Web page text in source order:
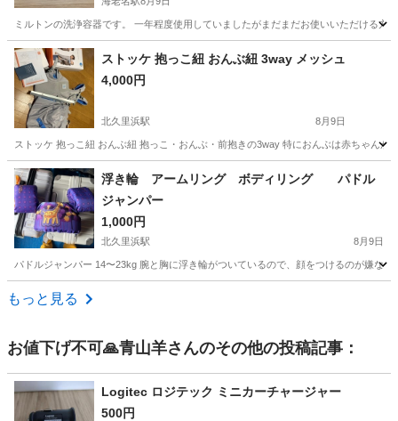
ミルトンの洗浄容器です。 一年程度使用していましたがまだまだお使いいただけ
神奈川 海老名市 海老名駅 ベビー用品
ストッケ 抱っこ紐 おんぶ紐 3way メッシュ
4,000円
北久里浜駅 8月9日
ストッケ 抱っこ紐 おんぶ紐 抱っこ・おんぶ・前抱きの3way 特におんぶは赤ちゃん
神奈川 横須賀市 北久里浜駅 ベビー用品 ストッケ
浮き輪 アームリング ボディリング パドル
ジャンパー
1,000円
北久里浜駅 8月9日
パドルジャンパー 14〜23kg 腕と胸に浮き輪がついているので、顔をつけるのが嫌な
神奈川 横須賀市
もっと見る
お値下げ不可🙏青山羊さんのその他の投稿記事：
Logitec ロジテック ミニカーチャージャー
500円